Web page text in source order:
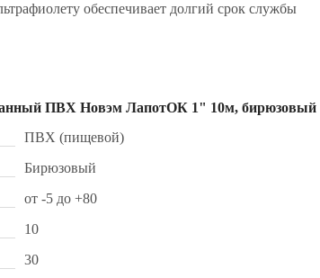
обеспечивает долгий срок службы
ПВХ Новэм ЛапотОК 1" 10м, бирюзовый
ПВХ (пищевой)
Бирюзовый
от -5 до +80
10
30